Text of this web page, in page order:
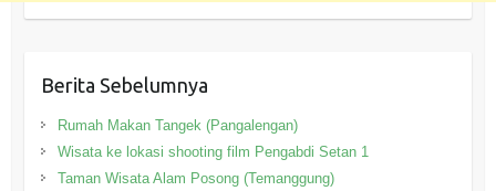
Berita Sebelumnya
Rumah Makan Tangek (Pangalengan)
Wisata ke lokasi shooting film Pengabdi Setan 1
Taman Wisata Alam Posong (Temanggung)